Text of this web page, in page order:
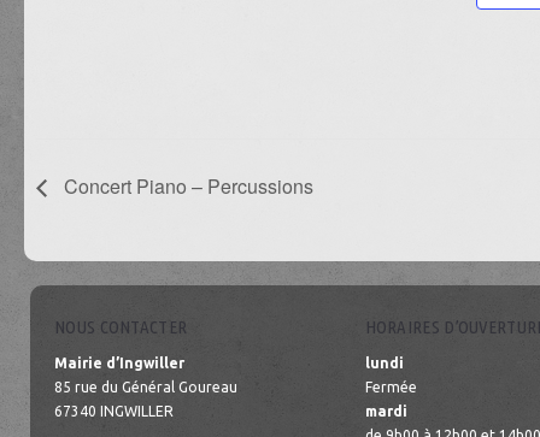
Concert Piano – Percussions
NOUS CONTACTER
Mairie d’Ingwiller
85 rue du Général Goureau
67340 INGWILLER
HORAIRES
lundi
Fermée
mardi